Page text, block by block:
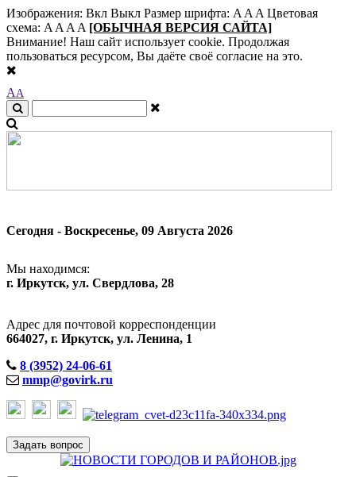
Изображения: Вкл Выкл Размер шрифта: A A A Цветовая
схема: A A A A [ОБЫЧНАЯ ВЕРСИЯ САЙТА]
Внимание! Наш сайт использует cookie. Продолжая
пользоваться ресурсом, Вы даёте своё согласие на это.
AA
Сегодня - Воскресенье, 09 Августа 2026
Мы находимся:
г. Иркутск, ул. Свердлова, 28
Адрес для почтовой корреспонденции
664027, г. Иркутск, ул. Ленина, 1
8 (3952) 24-06-61
mmp@govirk.ru
Задать вопрос